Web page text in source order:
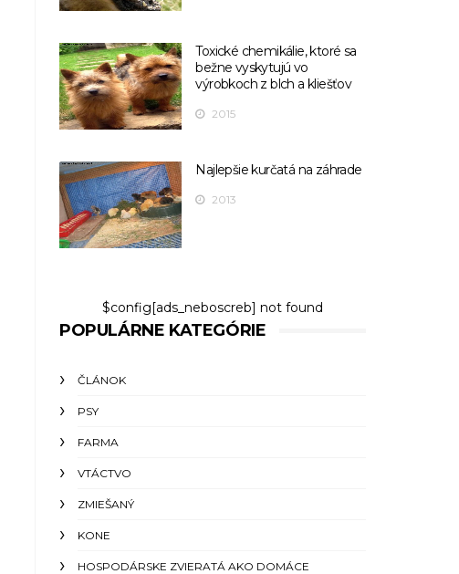
Toxické chemikálie, ktoré sa
bežne vyskytujú vo
výrobkoch z blch a kliešťov
2015
Najlepšie kurčatá na záhrade
2013
$config[ads_neboscreb] not found
POPULÁRNE KATEGÓRIE
ČLÁNOK
PSY
FARMA
VTÁCTVO
ZMIEŠANÝ
KONE
HOSPODÁRSKE ZVIERATÁ AKO DOMÁCE